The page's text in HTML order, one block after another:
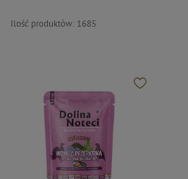
Ilość produktów: 1685